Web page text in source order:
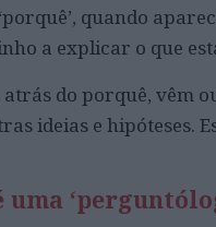
quando
a explicar o que
atrás do porquê, vêm
ideias e hipóteses.